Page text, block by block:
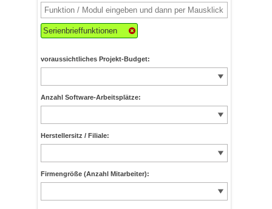
Serienbrieffunktionen
voraussichtliches Projekt-Budget:
Anzahl Software-Arbeitsplätze:
Herstellersitz / Filiale:
Firmengröße (Anzahl Mitarbeiter):